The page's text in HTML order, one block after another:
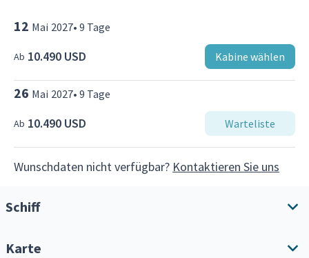
Schiff
Karte
12 Mai 2027• 9 Tage
Ab 10.490 USD Kabine wählen
26 Mai 2027• 9 Tage
Ab 10.490 USD Warteliste
Wunschdaten nicht verfügbar? Kontaktieren Sie uns